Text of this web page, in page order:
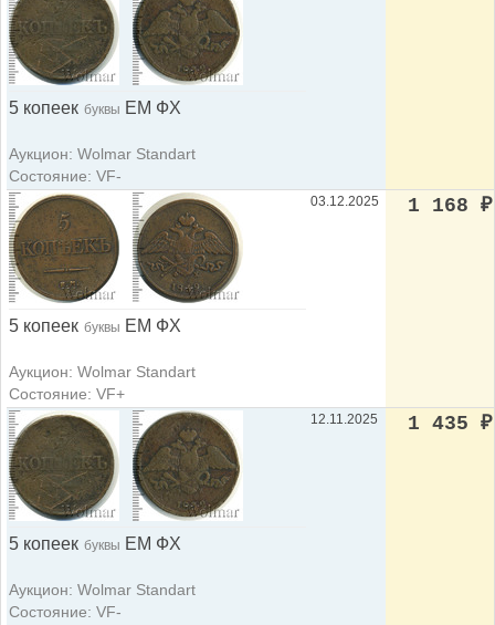
5 копеек буквы ЕМ ФХ
Аукцион: Wolmar Standart
Состояние: VF-
5 копеек буквы ЕМ ФХ
Аукцион: Wolmar Standart
Состояние: VF+
03.12.2025 1 168 ₽
5 копеек буквы ЕМ ФХ
Аукцион: Wolmar Standart
Состояние: VF-
12.11.2025 1 435 ₽